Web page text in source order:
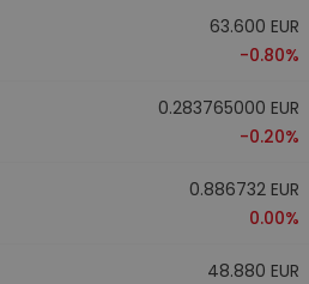
63.600 EUR
-0.80%
0.283765000 EUR
-0.20%
0.886732 EUR
0.00%
48.880 EUR